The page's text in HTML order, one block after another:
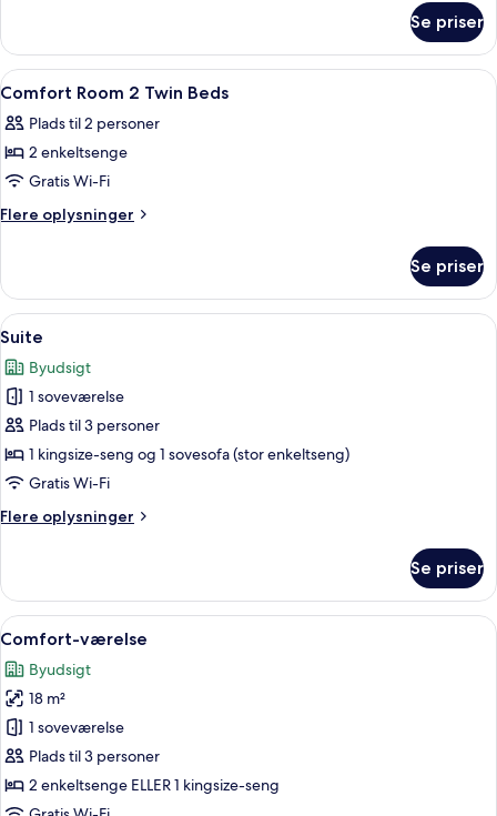
Single
Room
Se priser
Indlæs
alle
billeder
af
Comfort
Room
Beds
Spiseområde | Der serveres
1
Comfort Room 2 Twin Beds
Plads til 2 personer
2 enkeltsenge
Gratis Wi-Fi
Flere oplysninger
Flere
Room
Twin
Se priser
Indlæs
alle
billeder
af
Suite
Et moderne spiseområde med et
8
Suite
Byudsigt
1 soveværelse
Plads til 3 personer
1 kingsize-seng og 1 sovesofa (stor enkeltseng)
Gratis Wi-Fi
Flere oplysninger
Flere
Se priser
Indlæs
alle
billeder
af
Comfort-
værelse
Et hotelværelse med en stor seng, to
5
Comfort-værelse
Byudsigt
18 m²
1 soveværelse
Plads til 3 personer
2 enkeltsenge ELLER 1 kingsize-seng